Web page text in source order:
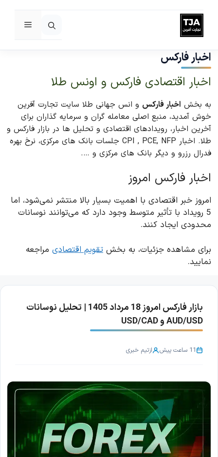
پرش
به
محتوا
فهرست
اخبار فارکس
اخبار اقتصادی فارکس و اونس طلا
به بخش اخبار فارکس و انس جهانی طلا سایت تجارت آفرین
خوش آمدید، منبع اصلی معامله گران و سرمایه گذاران برای
آخرین اخبار، رویدادهای اقتصادی و تحلیل ها در بازار فارکس و
طلا. اخبار CPI , PCE, NFP جلسات بانک های مرکزی، نرخ بهره
فدرال رزرو و دیگر بانک های مرکزی و ….
اخبار فارکس امروز
امروز خبر اقتصادی با اهمیت بسیار بالا منتشر نمی‌شود، اما
5 رویداد با تأثیر متوسط وجود دارد که می‌توانند نوسانات
محدودی ایجاد کنند.
برای مشاهده جزئیات، به بخش تقویم اقتصادی مراجعه
نمایید.
بازار فارکس امروز 18 مرداد 1405 | تحلیل نوسانات
AUD/USD و USD/CAD
11 ساعت پیش ازتیم خبری